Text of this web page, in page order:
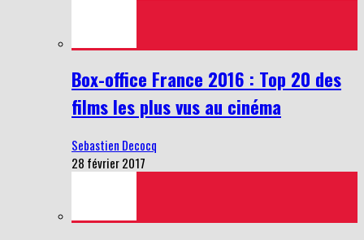
Box-office France 2016 : Top 20 des
films les plus vus au cinéma
Sebastien Decocq
28 février 2017